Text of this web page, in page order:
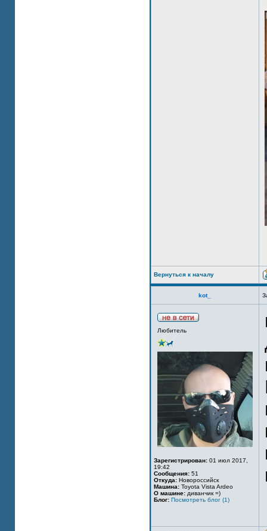
Вернуться к началу
kot_
Любитель
Зарегистрирован: 01 июл 2017,
19:42
Сообщения: 51
Откуда: Новороссийск
Машина: Toyota Vista Ardeo
О машине: диванчик =)
Блог: Посмотреть блог (1)